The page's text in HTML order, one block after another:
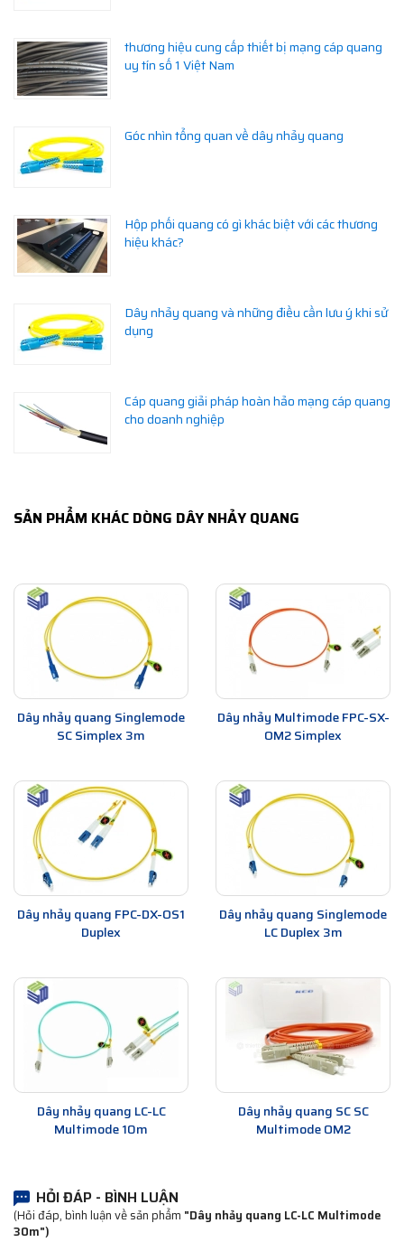
thương hiệu cung cấp thiết bị mạng cáp quang
uy tín số 1 Việt Nam
Góc nhìn tổng quan về dây nhảy quang
Hộp phối quang có gì khác biệt với các thương
hiệu khác?
Dây nhảy quang và những điều cần lưu ý khi sử
dụng
Cáp quang giải pháp hoàn hảo mạng cáp quang
cho doanh nghiệp
SẢN PHẨM KHÁC DÒNG DÂY NHẢY QUANG
Dây nhảy quang Singlemode
SC Simplex 3m
Dây nhảy Multimode FPC-SX-
OM2 Simplex
Dây nhảy quang FPC-DX-OS1
Duplex
Dây nhảy quang Singlemode
LC Duplex 3m
Dây nhảy quang LC-LC
Multimode 10m
Dây nhảy quang SC SC
Multimode OM2
HỎI ĐÁP - BÌNH LUẬN
(Hỏi đáp, bình luận về sản phẩm "Dây nhảy quang LC-LC Multimode
30m")